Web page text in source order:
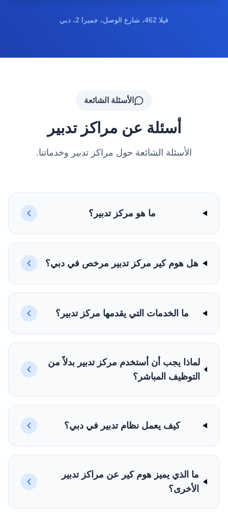
فيلا 462، شارع الوصل، جميرا 2، دبي
الأسئلة الشائعة
أسئلة عن مراكز تدبير
الأسئلة الشائعة حول مراكز تدبير وخدماتنا.
ما هو مركز تدبير؟
هل هوم كير مركز تدبير مرخص في دبي؟
ما الخدمات التي يقدمها مركز تدبير؟
لماذا يجب أن أستخدم مركز تدبير بدلاً من
التوظيف المباشر؟
كيف يعمل نظام تدبير في دبي؟
ما الذي يميز هوم كير عن مراكز تدبير
الأخرى؟